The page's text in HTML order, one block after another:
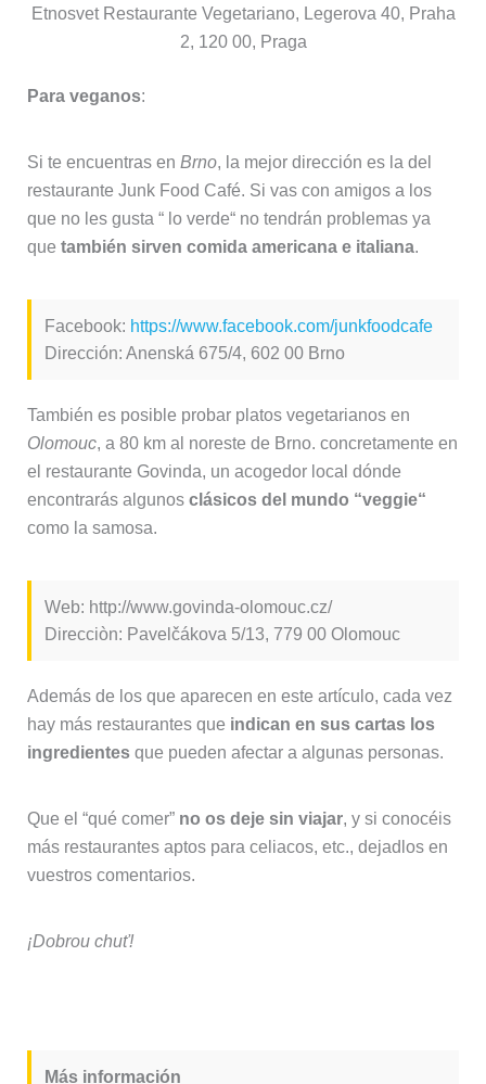
Etnosvet Restaurante Vegetariano, Legerova 40, Praha
2, 120 00, Praga
Para veganos:
Si te encuentras en Brno, la mejor dirección es la del
restaurante Junk Food Café. Si vas con amigos a los
que no les gusta “ lo verde“ no tendrán problemas ya
que también sirven comida americana e italiana.
Facebook: https://www.facebook.com/junkfoodcafe
Dirección: Anenská 675/4, 602 00 Brno
También es posible probar platos vegetarianos en
Olomouc, a 80 km al noreste de Brno. concretamente en
el restaurante Govinda, un acogedor local dónde
encontrarás algunos clásicos del mundo “veggie“
como la samosa.
Web: http://www.govinda-olomouc.cz/
Direcciòn: Pavelčákova 5/13, 779 00 Olomouc
Además de los que aparecen en este artículo, cada vez
hay más restaurantes que indican en sus cartas los
ingredientesque pueden afectar a algunas personas.
Que el “qué comer” no os deje sin viajar, y si conocéis
más restaurantes aptos para celiacos, etc., dejadlos en
vuestros comentarios.
¡Dobrou chuť!
Más información